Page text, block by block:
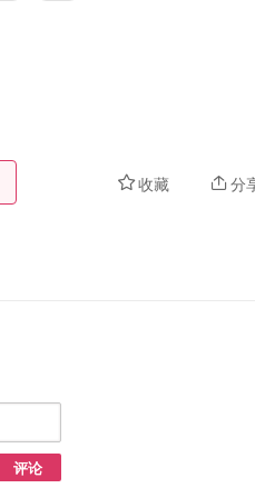
收藏 分
评论